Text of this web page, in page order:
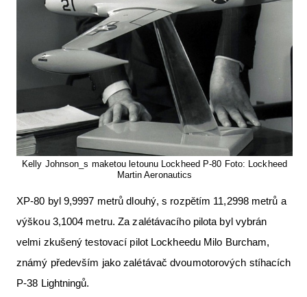
Kelly Johnson_s maketou letounu Lockheed P-80 Foto: Lockheed
Martin Aeronautics
XP-80 byl 9,9997 metrů dlouhý, s rozpětím 11,2998 metrů a
výškou 3,1004 metru. Za zalétávacího pilota byl vybrán
velmi zkušený testovací pilot Lockheedu Milo Burcham,
známý především jako zalétávač dvoumotorových stíhacích
P-38 Lightningů.